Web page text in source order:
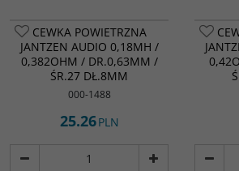
CEWKA POWIETRZNA
JANTZEN AUDIO 0,18MH /
0,382OHM / DR.0,63MM /
ŚR.27 DŁ.8MM
000-1488
25.26PLN